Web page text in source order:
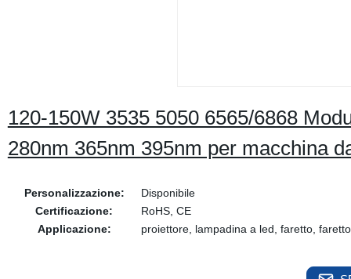
120-150W 3535 5050 6565/6868
280nm 365nm 395nm per macchina
Personalizzazione:
Disponibile
Certificazione:
RoHS, CE
Applicazione:
proiettore, lampadina a led, faretto,